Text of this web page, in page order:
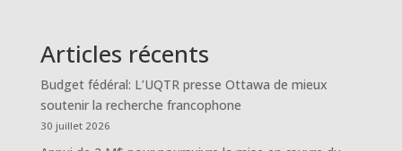
Articles récents
Budget fédéral: L’UQTR presse Ottawa de mieux
soutenir la recherche francophone
30 juillet 2026